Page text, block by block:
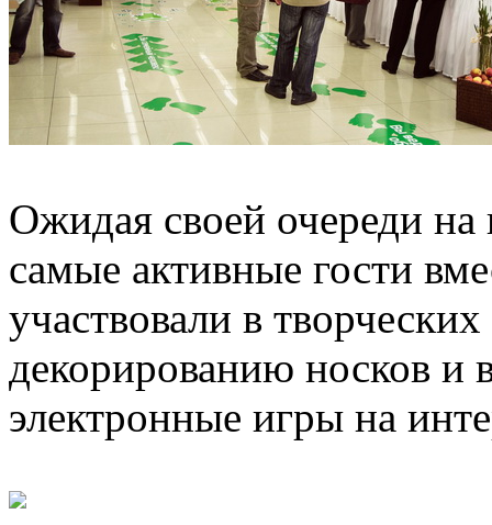
Ожидая своей очереди на
самые активные гости
участвовали в
декорированию носков и
электронные игры на